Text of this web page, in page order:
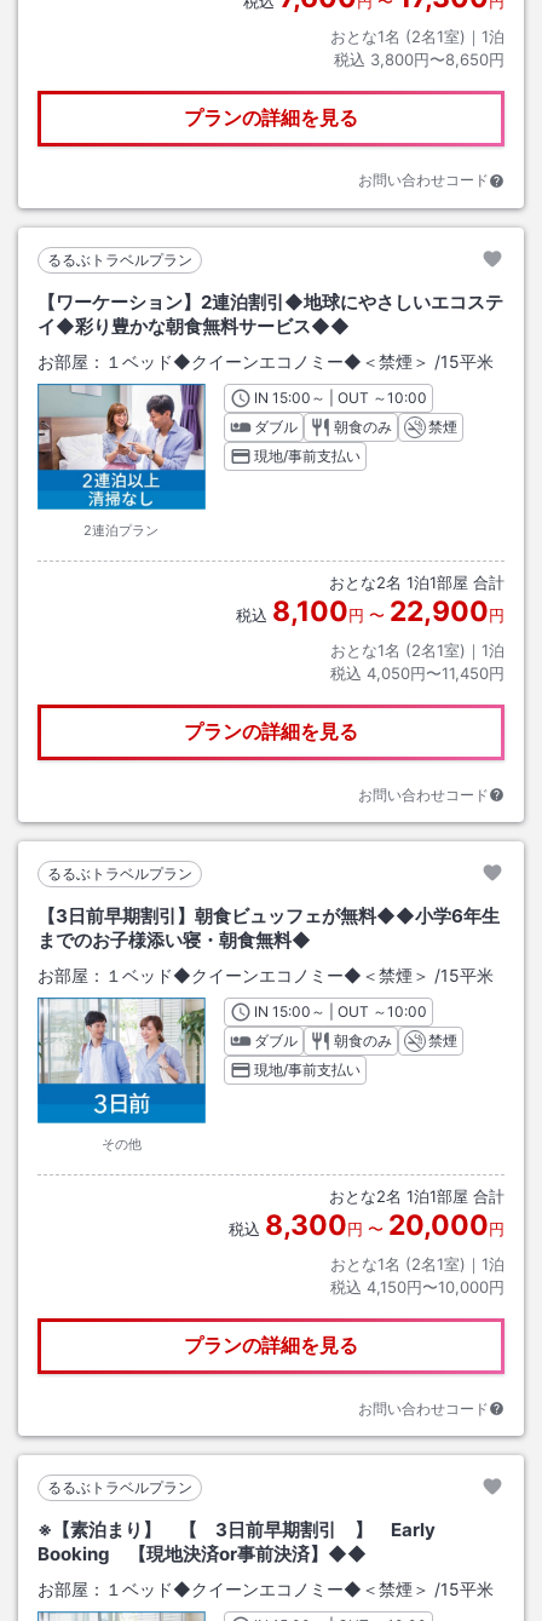
おとな1名 (2名1室)｜ 1泊
税込 3,800円〜8,650円
プランの詳細を見る
お問い合わせコード
るるぶトラベルプラン
【ワーケーション】2連泊割引◆地球にやさしいエコステ
イ◆彩り豊かな朝食無料サービス◆◆
お部屋： １ベッド◆クイーンエコノミー◆＜禁煙＞ /15平米
2連泊プラン
INチェックイン
15:00 ～ | OUT チェックアウト
～10:00
ダブル
朝食のみ
禁煙
現地/事前支払い
おとな2名 1泊1部屋 合計
税込 8,100円 〜 22,900円
おとな1名 (2名1室)｜ 1泊
税込 4,050円〜11,450円
プランの詳細を見る
お問い合わせコード
るるぶトラベルプラン
【3日前早期割引】朝食ビュッフェが無料◆◆小学6年生
までのお子様添い寝・朝食無料◆
お部屋： １ベッド◆クイーンエコノミー◆＜禁煙＞ /15平米
その他
INチェックイン
15:00 ～ | OUT チェックアウト
～10:00
ダブル
朝食のみ
禁煙
現地/事前支払い
おとな2名 1泊1部屋 合計
税込 8,300円 〜 20,000円
おとな1名 (2名1室)｜ 1泊
税込 4,150円〜10,000円
プランの詳細を見る
お問い合わせコード
るるぶトラベルプラン
※【素泊まり】 【 3日前早期割引 】 Early
Booking 【現地決済or事前決済】◆◆
お部屋： １ベッド◆クイーンエコノミー◆＜禁煙＞ /15平米